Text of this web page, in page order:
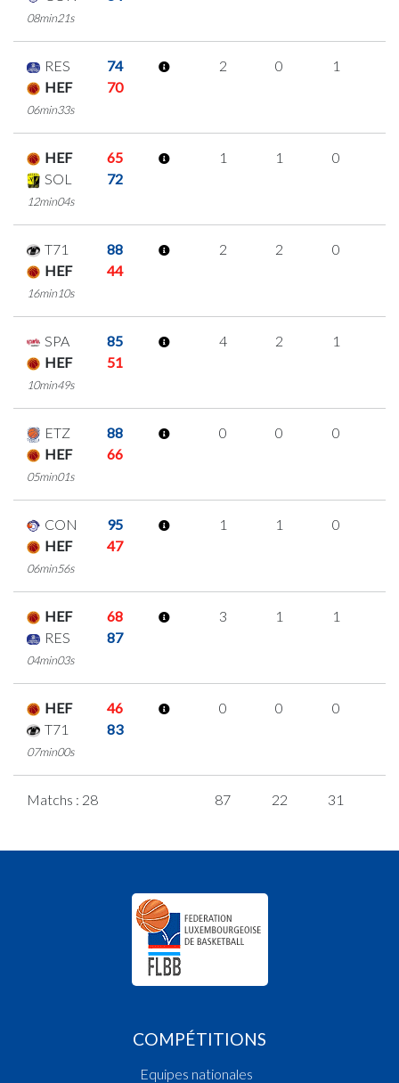
08min21s
RES
74
HEF
70
06min33s
2 0 1
HEF
65
SOL
72
12min04s
1 1 0
T71
88
HEF
44
16min10s
2 2 0
SPA
85
HEF
51
10min49s
4 2 1
ETZ
88
HEF
66
05min01s
0 0 0
CON
95
HEF
47
06min56s
1 1 0
HEF
68
RES
87
04min03s
3 1 1
HEF
46
T71
83
07min00s
0 0 0
Matchs : 28 87 22 31
COMPÉTITIONS
Equipes nationales